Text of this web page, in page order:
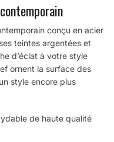
conçu en acier
teintes argentées et
d’éclat à votre style
ornent la surface des
style encore plus
de haute qualité